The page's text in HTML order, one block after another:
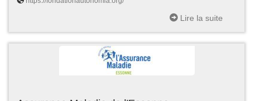
Lire la suite